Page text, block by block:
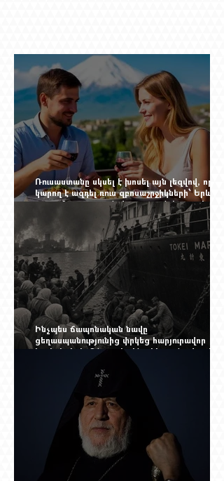
Ռուսաստանը սկսել է խոսել այն լեզվով, որը
կարող է ազդել ռուս զբոսաշրջիկների՝ Երևան
գալու մտադրության վրա. որքան կարող է
խորանալ հայ-ռուսական ճգնաժամը
Ինչպես ճապոնական նավը
ցեղասպանությունից փրկեց հարյուրավոր
հայերի, իսկ մենք չգիտենք հերոս նավապետի
անունը՝ Սաձո Հիբիի